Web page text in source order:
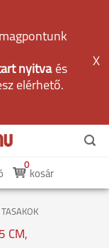
nyitvaés
elérhető.
X
kosár
0
CM,